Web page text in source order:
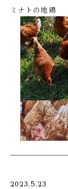
ミナトの地鶏
2023.5.23